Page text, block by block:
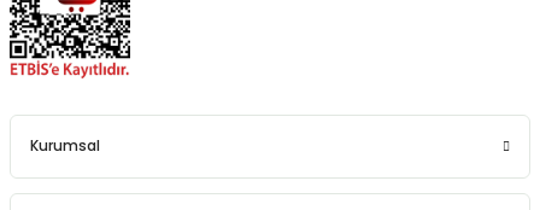
Kurumsal